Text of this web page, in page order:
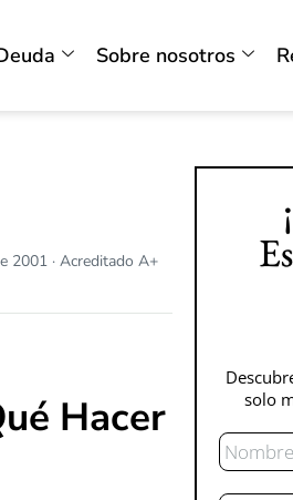
Sobre nosotros
2001 · Acreditado A+
Hacer
solo
Nombre
Correo